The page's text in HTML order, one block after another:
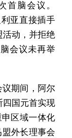
首脑会议。
亚直接插手
活动，并拒绝
会议未再举
期间，阿尔
四国元首实现
区域一体化
外长理事会